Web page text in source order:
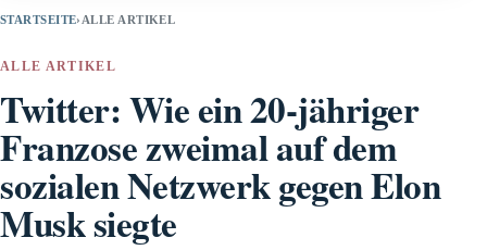
STARTSEITE› ALLE ARTIKEL
ALLE ARTIKEL
Twitter: Wie ein 20-jähriger
Franzose zweimal auf dem
sozialen Netzwerk gegen Elon
Musk siegte